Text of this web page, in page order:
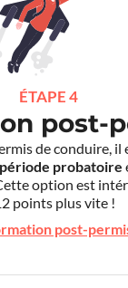
ÉTAPE 4
post-
de conduire, il
probatoire
option est
points plus vite !
post-